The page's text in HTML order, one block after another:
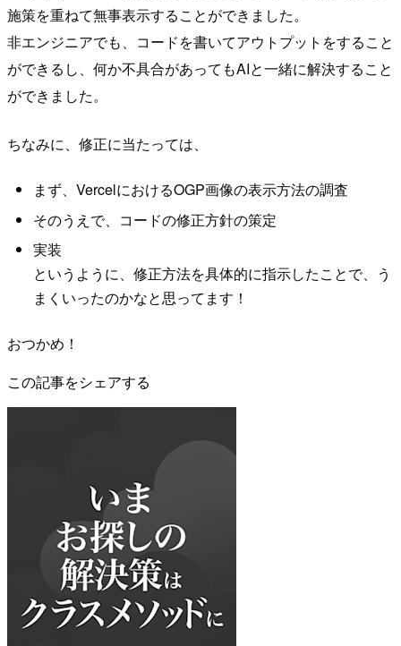
施策を重ねて無事表示することができました。
非エンジニアでも、コードを書いてアウトプットをすること
ができるし、何か不具合があってもAIと一緒に解決すること
ができました。
ちなみに、修正に当たっては、
まず、VercelにおけるOGP画像の表示方法の調査
そのうえで、コードの修正方針の策定
実装
というように、修正方法を具体的に指示したことで、う
まくいったのかなと思ってます！
おつかめ！
この記事をシェアする